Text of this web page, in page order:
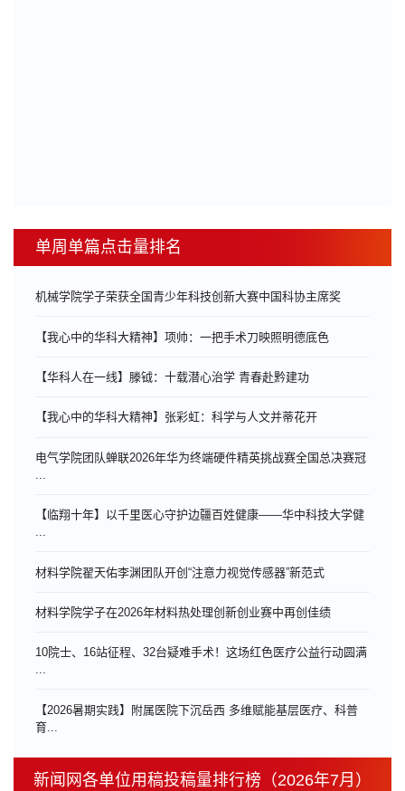
单周单篇点击量排名
机械学院学子荣获全国青少年科技创新大赛中国科协主席奖
【我心中的华科大精神】项帅：一把手术刀映照明德底色
【华科人在一线】滕钺：十载潜心治学 青春赴黔建功
【我心中的华科大精神】张彩虹：科学与人文并蒂花开
电气学院团队蝉联2026年华为终端硬件精英挑战赛全国总决赛冠
【临翔十年】以千里医心守护边疆百姓健康——华中科技大学健
...
材料学院翟天佑李渊团队开创“注意力视觉传感器”新范式
材料学院学子在2026年材料热处理创新创业赛中再创佳绩
10院士、16站征程、32台疑难手术！这场红色医疗公益行动圆满
...
【2026暑期实践】附属医院下沉岳西 多维赋能基层医疗、科普
育...
新闻网各单位用稿投稿量排行榜（2026年7月）